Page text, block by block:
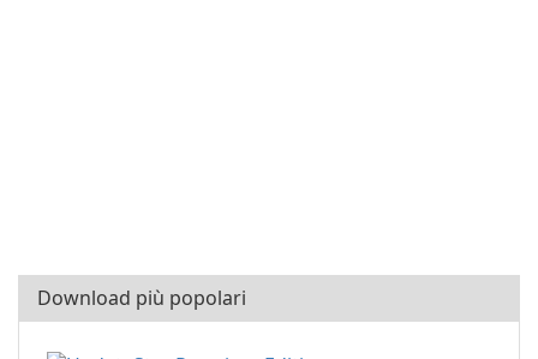
Download più popolari